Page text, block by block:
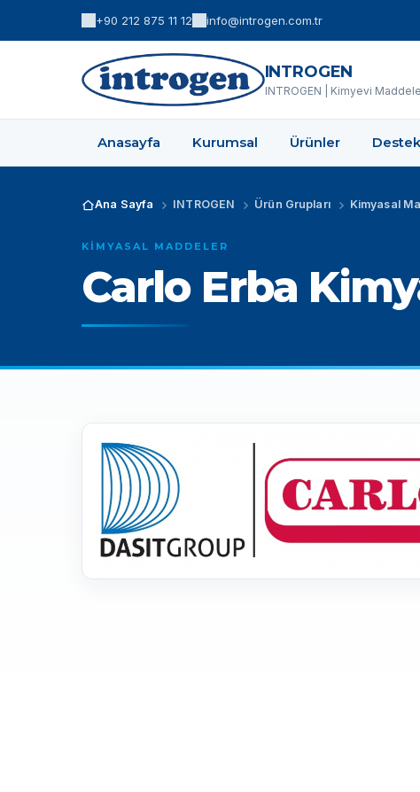
+90 212 875 11 12 info@introgen.com.tr
INTROGEN
INTROGEN | Kimyevi
Anasayfa Kurumsal Ürünler Destek
Ana Sayfa INTROGEN Ürün Grupları Kimyasal
KIMYASAL MADDELER
Carlo Erba